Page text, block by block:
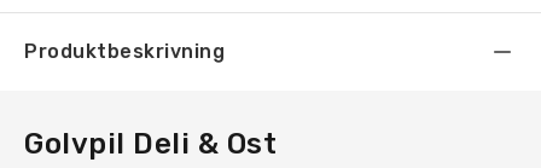
Produktbeskrivning
Golvpil Deli & Ost